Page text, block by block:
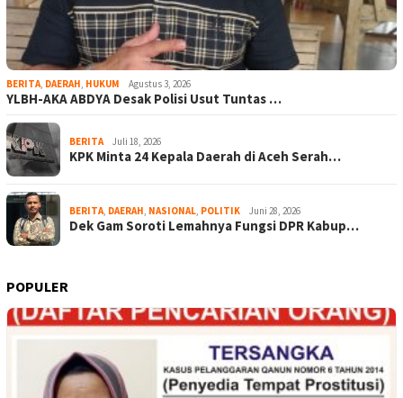
BERITA DAERAH HUKUM Agustus 3, 2026
YLBH-AKA ABDYA Desak Polisi Usut Tuntas …
BERITA Juli 18, 2026
KPK Minta 24 Kepala Daerah di Aceh Serah…
BERITA DAERAH NASIONAL POLITIK Juni 28, 2026
Dek Gam Soroti Lemahnya Fungsi DPR Kabup…
POPULER